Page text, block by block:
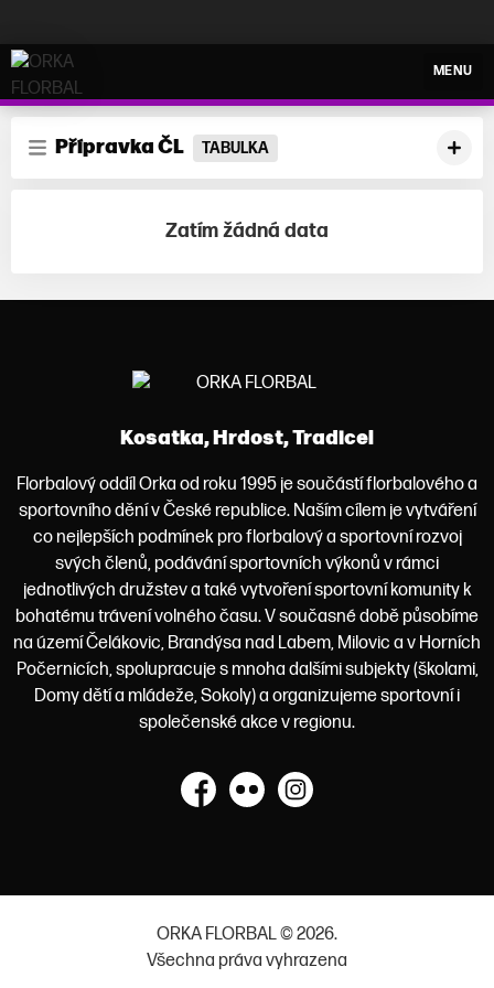
ORKA FLORBAL
MENU
Přípravka ČL TABULKA
Zatím žádná data
Kosatka, Hrdost, Tradice!
Florbalový oddíl Orka od roku 1995 je součástí florbalového a
sportovního dění v České republice. Naším cílem je vytváření
co nejlepších podmínek pro florbalový a sportovní rozvoj
svých členů, podávání sportovních výkonů v rámci
jednotlivých družstev a také vytvoření sportovní komunity k
bohatému trávení volného času. V současné době působíme
na území Čelákovic, Brandýsa nad Labem, Milovic a v Horních
Počernicích, spolupracuje s mnoha dalšími subjekty (školami,
Domy dětí a mládeže, Sokoly) a organizujeme sportovní i
společenské akce v regionu.
Facebook
Flickr Instagram
ORKA FLORBAL © 2026.
Všechna práva vyhrazena